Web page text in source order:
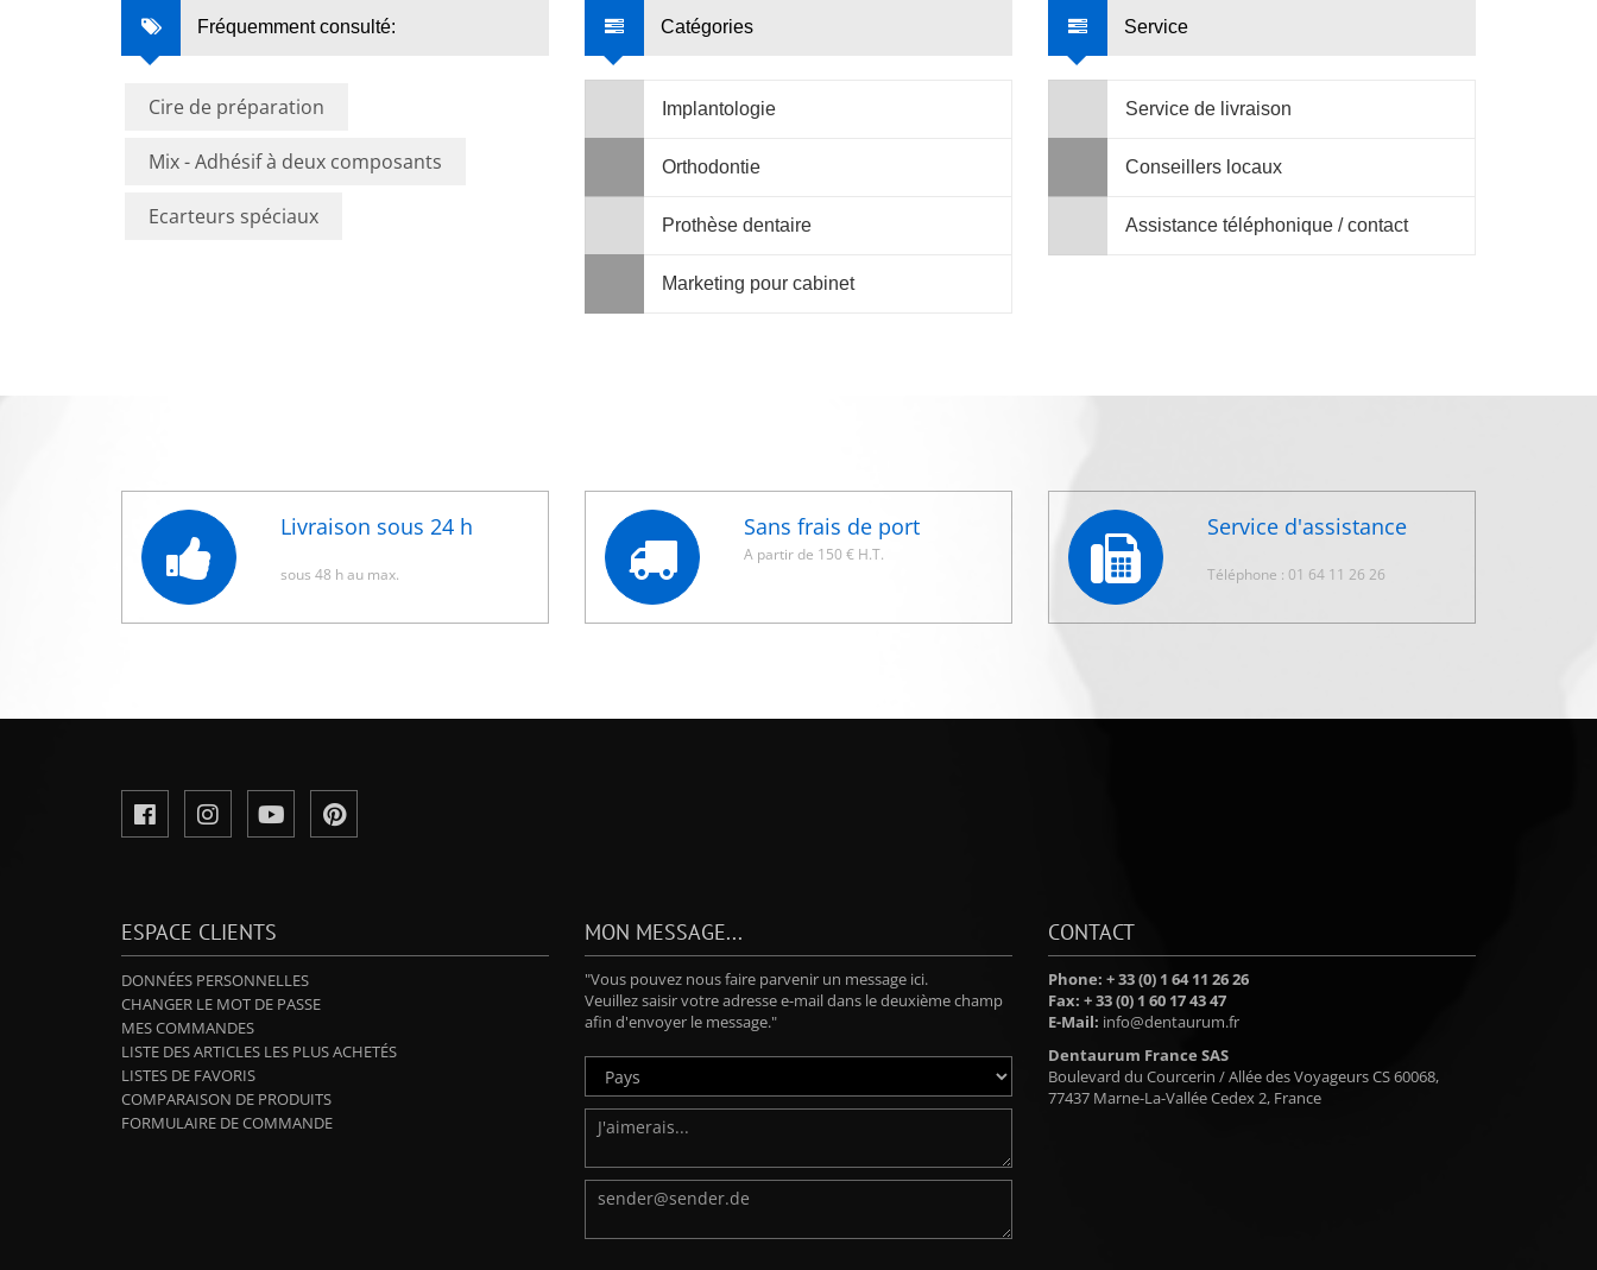
Fréquemment consulté:
Cire de préparation
Mix - Adhésif à deux composants
Ecarteurs spéciaux
Catégories
Implantologie
Orthodontie
Prothèse dentaire
Marketing pour cabinet
Service
Service de livraison
Conseillers locaux
Assistance téléphonique / contact
Livraison sous 24 h
sous 48 h au max.
Sans frais de port
A partir de 150 € H.T.
Service d'assistance
Téléphone : 01 64 11 26 26
ESPACE CLIENTS
DONNÉES PERSONNELLES
CHANGER LE MOT DE PASSE
MES COMMANDES
LISTE DES ARTICLES LES PLUS ACHETÉS
LISTES DE FAVORIS
COMPARAISON DE PRODUITS
FORMULAIRE DE COMMANDE
MON MESSAGE...
"Vous pouvez nous faire parvenir un message ici.
Veuillez saisir votre adresse e-mail dans le deuxième champ
afin d'envoyer le message."
CONTACT
Phone: + 33 (0) 1 64 11 26 26
Fax: + 33 (0) 1 60 17 43 47
E-Mail: info@dentaurum.fr
Dentaurum France SAS
Boulevard du Courcerin / Allée des Voyageurs CS 60068,
77437 Marne-La-Vallée Cedex 2, France